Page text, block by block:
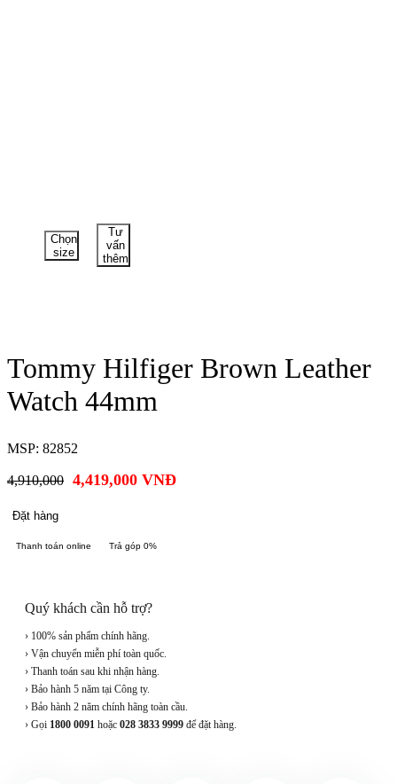
Chọn
size
Tư
vấn
thêm
Tommy Hilfiger Brown Leather
Watch 44mm
MSP: 82852
4,910,000 4,419,000 VNĐ
Đặt hàng
Thanh toán online Trả góp 0%
Quý khách cần hỗ trợ?
› 100% sản phẩm chính hãng.
› Vận chuyển miễn phí toàn quốc.
› Thanh toán sau khi nhận hàng.
› Bảo hành 5 năm tại Công ty.
› Bảo hành 2 năm chính hãng toàn cầu.
› Gọi 1800 0091 hoặc 028 3833 9999 để đặt hàng.